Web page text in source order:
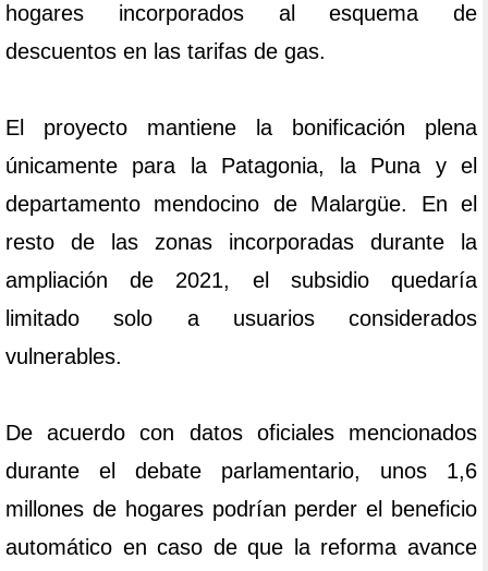
hogares incorporados al esquema de
descuentos en las tarifas de gas.
El proyecto mantiene la bonificación plena
únicamente para la Patagonia, la Puna y el
departamento mendocino de Malargüe. En el
resto de las zonas incorporadas durante la
ampliación de 2021, el subsidio quedaría
limitado solo a usuarios considerados
vulnerables.
De acuerdo con datos oficiales mencionados
durante el debate parlamentario, unos 1,6
millones de hogares podrían perder el beneficio
automático en caso de que la reforma avance